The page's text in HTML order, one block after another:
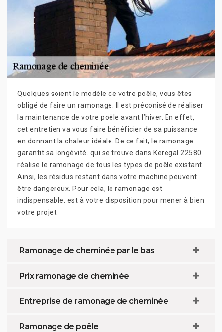
Quelques soient le modèle de votre poêle, vous êtes
obligé de faire un ramonage. Il est préconisé de réaliser
la maintenance de votre poêle avant l’hiver. En effet,
cet entretien va vous faire bénéficier de sa puissance
en donnant la chaleur idéale. De ce fait, le ramonage
garantit sa longévité. qui se trouve dans Keregal 22580
réalise le ramonage de tous les types de poêle existant.
Ainsi, les résidus restant dans votre machine peuvent
être dangereux. Pour cela, le ramonage est
indispensable. est à votre disposition pour mener à bien
votre projet.
Ramonage de cheminée par le bas
Prix ramonage de cheminée
Entreprise de ramonage de cheminée
Ramonage de poêle